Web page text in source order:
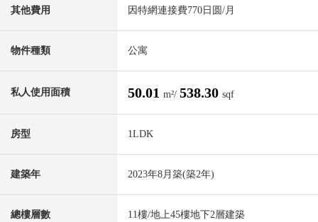
其他費用 因特網連接費770日圆/月
物件種類 公寓
私人使用面積 50.01 m²/ 538.30 sqf
房型 1LDK
建築年 2023年8月築(築2年)
總樓層數 11樓/地上45樓地下2層建築